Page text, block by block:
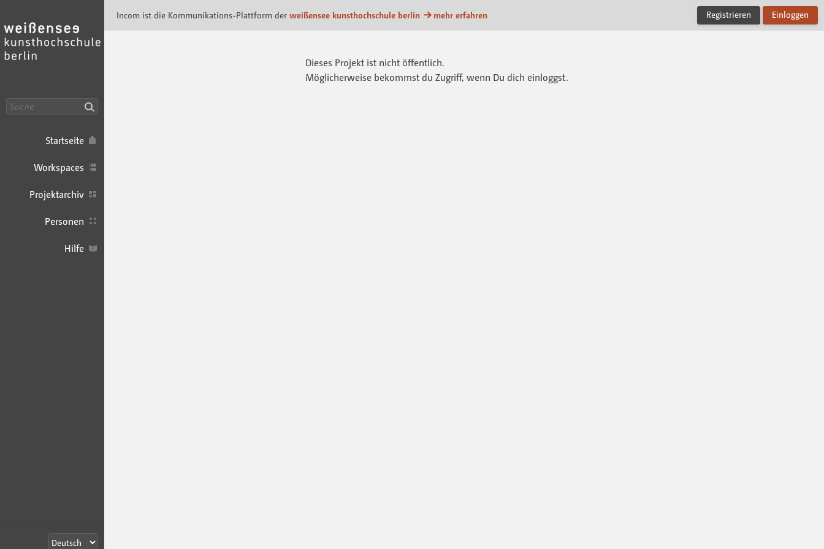
Startseite
Workspaces
Projektarchiv
Personen
Hilfe
Incom ist die Kommunikations-Plattform der weißensee kunsthochschule berlin mehr erfahren Registrieren Einloggen
Dieses Projekt ist nicht öffentlich.
Möglicherweise bekommst du Zugriff, wenn Du dich einloggst.